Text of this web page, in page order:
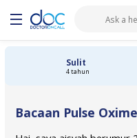
Sulit
4 tahun
Bacaan Pulse